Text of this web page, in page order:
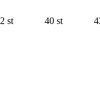
st 40 st